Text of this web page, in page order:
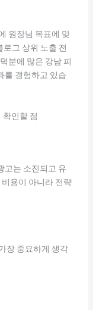
원장님 목표에 맞
로그 상위 노출 전
분에 많은 강남 피
를 경험하고 있습
인할 점
고는 소진되고 유
용이 아니라 전략
장 중요하게 생각